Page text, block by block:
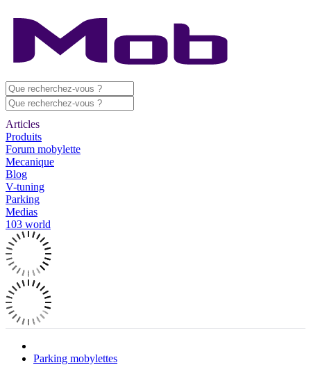
Articles
Produits
Forum mobylette
Mecanique
Blog
V-tuning
Parking
Medias
103 world
Parking mobylettes